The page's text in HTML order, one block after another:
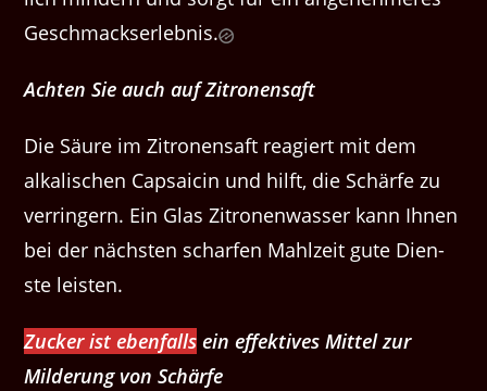
Geschmackserlebnis.
Acht­en Sie auch auf Zitronensaft
Die Säure im Zitro­nen­saft reagiert mit dem
alka­lis­chen Cap­saicin und hil­ft, die Schärfe zu
ver­ringern. Ein Glas Zitro­nen­wass­er kann Ihnen
bei der näch­sten schar­fen Mahlzeit gute Dien­
ste leisten.
Zuck­er ist eben­falls ein effek­tives Mit­tel zur
Milderung von Schärfe